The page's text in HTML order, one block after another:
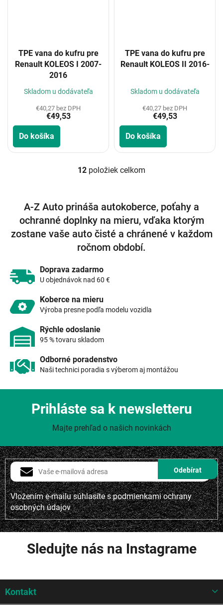
TPE vana do kufru pre
Renault KOLEOS I 2007-
2016
Skladom u dodávateľa
€40,27 bez DPH
€49,53
Do košíka
TPE vana do kufru pre
Renault KOLEOS II 2016-
Skladom u dodávateľa
€40,27 bez DPH
€49,53
Do košíka
O
á
d
a
c
i
e
v
12 položiek celkom
A-Z Auto prináša autokoberce, poťahy a
ochranné doplnky na mieru, vďaka ktorým
zostane vaše auto čisté a chránené v každom
ročnom období.
Doprava zadarmo
U objednávok nad 60 €
Koberce na mieru
Výroba presne podľa modelu vozidla
Rýchle odoslanie
95 % tovaru skladom
Odborné poradenstvo
Naši technici poradia s výberom aj montážou
Vložením e-mailu súhlasíte spodmienkami ochrany
osobných údajov
Prihláste sa k newsletteru
Majte prehľad o našich novinkách
Sledujte nás na Instagrame
Kontakt